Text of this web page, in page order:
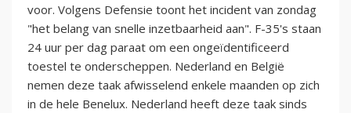
voor. Volgens Defensie toont het incident van zondag
"het belang van snelle inzetbaarheid aan". F-35's staan
24 uur per dag paraat om een ongeïdentificeerd
toestel te onderscheppen. Nederland en België
nemen deze taak afwisselend enkele maanden op zich
in de hele Benelux. Nederland heeft deze taak sinds